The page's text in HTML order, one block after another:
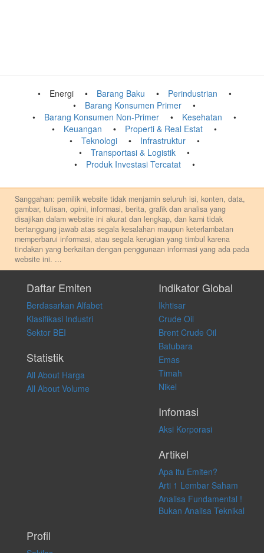
Energi Barang Baku
Perindustrian
Barang Konsumen Primer
Barang Konsumen Non-Primer
Kesehatan
Keuangan
Properti & Real Estat
Teknologi
Infrastruktur
Transportasi & Logistik
Produk Investasi Tercatat
Sanggahan: pemilik website tidak menjamin seluruh isi, konten, data,
gambar, tulisan, opini, informasi, berita, grafik dan analisa yang
disajikan dalam website ini akurat dan lengkap, dan kami tidak
bertanggung jawab atas segala kesalahan maupun keterlambatan
memperbarui informasi, atau segala kerugian yang timbul karena
tindakan yang berkaitan dengan penggunaan informasi yang ada pada
website ini. ...
pribadi. Kami tidak memberi anjuran, saran, rekomendasi untuk
membeli, menjual atau melakukan aktivitas lain yang terkait dengan
transaksi perdagangan apapun, dan kami tidak bertanggung jawab
atas keputusan investasi yang dilakukan dalam kondisi dan situasi
apapun juga, yang diakibatkan secara langsung maupun tidak
langsung atas konten pada website ini.
Daftar Emiten
Berdasarkan Alfabet
Klasifikasi Industri
Sektor BEI
Statistik
All About Harga
All About Volume
Indikator Global
Ikhtisar
Crude Oil
Brent Crude Oil
Batubara
Emas
Timah
Nikel
Infomasi
Aksi Korporasi
Artikel
Apa itu Emiten?
Arti 1 Lembar Saham
Analisa Fundamental !
Bukan Analisa Teknikal
Profil